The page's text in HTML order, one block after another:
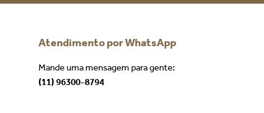
Atendimento por WhatsApp
Mande uma mensagem para gente:
(11) 96300-8794